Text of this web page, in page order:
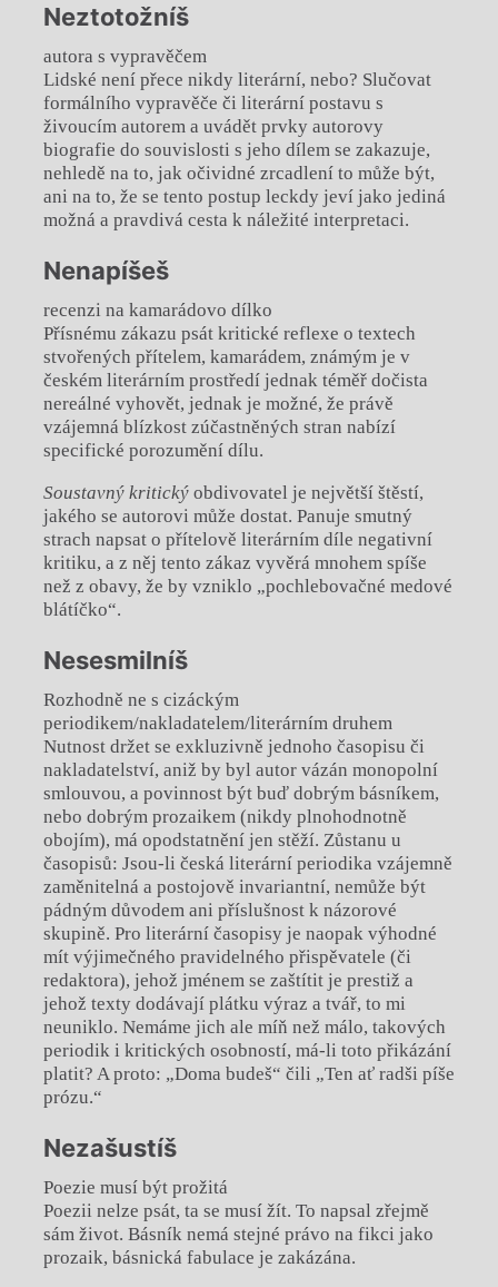
Neztotožníš
autora s vypravěčem
Lidské není přece nikdy literární, nebo? Slučovat
formálního vypravěče či literární postavu s
živoucím autorem a uvádět prvky autorovy
biografie do souvislosti s jeho dílem se zakazuje,
nehledě na to, jak očividné zrcadlení to může být,
ani na to, že se tento postup leckdy jeví jako jediná
možná a pravdivá cesta k náležité interpretaci.
Nenapíšeš
recenzi na kamarádovo dílko
Přísnému zákazu psát kritické reflexe o textech
stvořených přítelem, kamarádem, známým je v
českém literárním prostředí jednak téměř dočista
nereálné vyhovět, jednak je možné, že právě
vzájemná blízkost zúčastněných stran nabízí
specifické porozumění dílu.
Soustavný kritickýobdivovatel je největší štěstí,
jakého se autorovi může dostat. Panuje smutný
strach napsat o přítelově literárním díle negativní
kritiku, a z něj tento zákaz vyvěrá mnohem spíše
než z obavy, že by vzniklo „pochlebovačné medové
blátíčko“.
Nesesmilníš
Rozhodně ne s cizáckým
periodikem/nakladatelem/literárním druhem
Nutnost držet se exkluzivně jednoho časopisu či
nakladatelství, aniž by byl autor vázán monopolní
smlouvou, a povinnost být buď dobrým básníkem,
nebo dobrým prozaikem (nikdy plnohodnotně
obojím), má opodstatnění jen stěží. Zůstanu u
časopisů: Jsou-li česká literární periodika vzájemně
zaměnitelná a postojově invariantní, nemůže být
pádným důvodem ani příslušnost k názorové
skupině. Pro literární časopisy je naopak výhodné
mít výjimečného pravidelného přispěvatele (či
redaktora), jehož jménem se zaštítit je prestiž a
jehož texty dodávají plátku výraz a tvář, to mi
neuniklo. Nemáme jich ale míň než málo, takových
periodik i kritických osobností, má-li toto přikázání
platit? A proto: „Doma budeš“ čili „Ten ať radši píše
prózu.“
Nezašustíš
Poezie musí být prožitá
Poezii nelze psát, ta se musí žít. To napsal zřejmě
sám život. Básník nemá stejné právo na fikci jako
prozaik, básnická fabulace je zakázána.